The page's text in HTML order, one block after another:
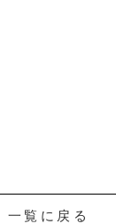
一覧に戻る